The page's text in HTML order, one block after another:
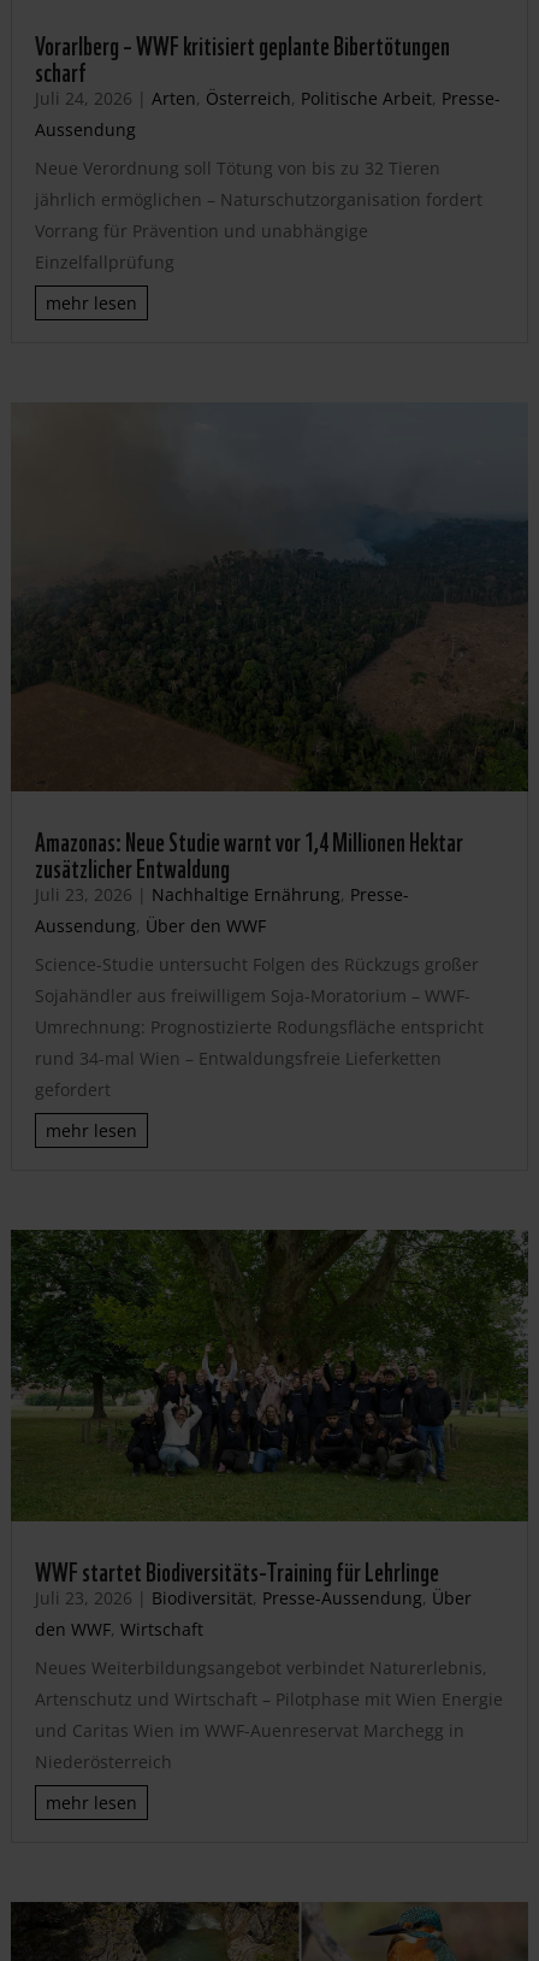
Vorarlberg – WWF kritisiert geplante Bibertötungen
scharf
Juli 24, 2026 | Arten, Österreich, Politische Arbeit, Presse-
Aussendung
Neue Verordnung soll Tötung von bis zu 32 Tieren
jährlich ermöglichen – Naturschutzorganisation fordert
Vorrang für Prävention und unabhängige
Einzelfallprüfung
mehr lesen
Amazonas: Neue Studie warnt vor 1,4 Millionen Hektar
zusätzlicher Entwaldung
Juli 23, 2026 | Nachhaltige Ernährung, Presse-
Aussendung, Über den WWF
Science-Studie untersucht Folgen des Rückzugs großer
Sojahändler aus freiwilligem Soja-Moratorium – WWF-
Umrechnung: Prognostizierte Rodungsfläche entspricht
rund 34-mal Wien – Entwaldungsfreie Lieferketten
gefordert
mehr lesen
WWF startet Biodiversitäts-Training für Lehrlinge
Juli 23, 2026 | Biodiversität, Presse-Aussendung, Über
den WWF, Wirtschaft
Neues Weiterbildungsangebot verbindet Naturerlebnis,
Artenschutz und Wirtschaft – Pilotphase mit Wien Energie
und Caritas Wien im WWF-Auenreservat Marchegg in
Niederösterreich
mehr lesen